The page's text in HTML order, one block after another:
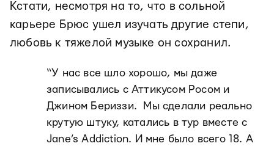
Кстати, несмотря на то, что в сольной
карьере Брюс ушел изучать другие степи,
любовь к тяжелой музыке он сохранил.
“У нас все шло хорошо, мы даже
записывались с Аттикусом Росом и
Джином Бериззи. Мы сделали реально
крутую штуку, катались в тур вместе с
Jane’s Addiction. И мне было всего 18. А